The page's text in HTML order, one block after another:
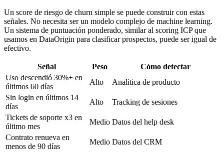
Un score de riesgo de churn simple se puede construir con estas
señales. No necesita ser un modelo complejo de machine learning.
Un sistema de puntuación ponderado, similar al scoring ICP que
usamos en DataOrigin para clasificar prospectos, puede ser igual de
efectivo.
Señal Peso
Cómo detectar
Uso descendió 30%+ en
últimos 60 días
Alto
Analítica de producto
Sin login en últimos 14
días
Alto
Tracking de sesiones
Tickets de soporte x3 en
último mes
Medio Datos del help desk
Contrato renueva en
menos de 90 días
Medio Datos del CRM